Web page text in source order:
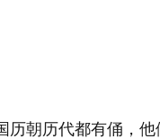
朝历代都有俑，